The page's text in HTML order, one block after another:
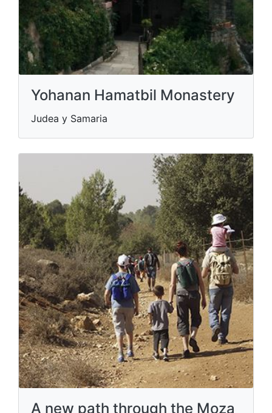
Yohanan Hamatbil Monastery
Judea y Samaria
A new path through the Moza